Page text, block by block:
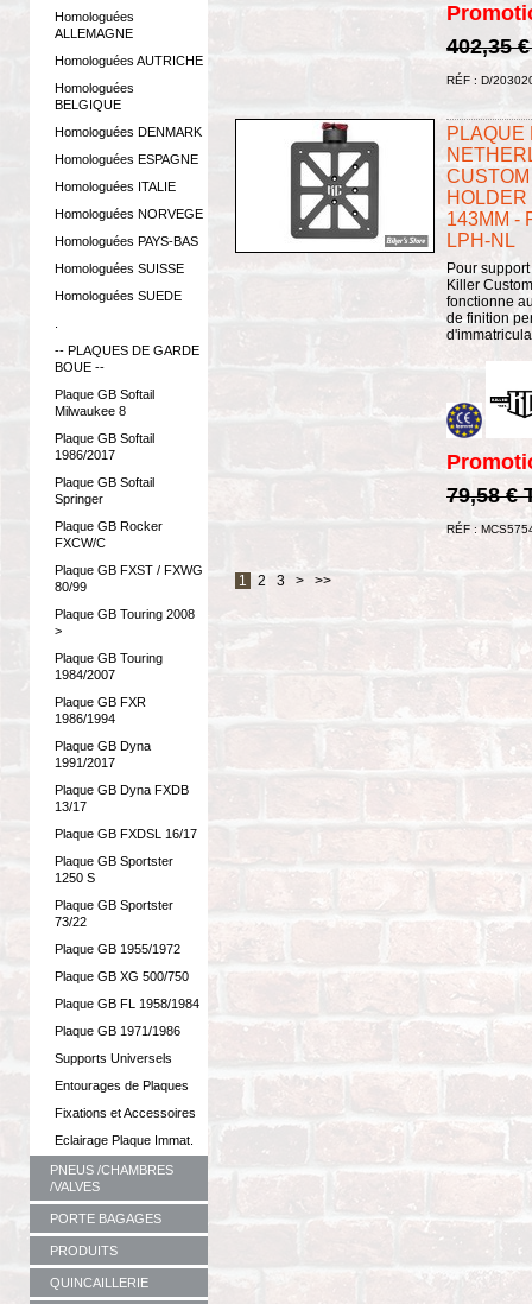
Homologuées
ALLEMAGNE
Homologuées AUTRICHE
Homologuées
BELGIQUE
Homologuées DENMARK
Homologuées ESPAGNE
Homologuées ITALIE
Homologuées NORVEGE
Homologuées PAYS-BAS
Homologuées SUISSE
Homologuées SUEDE
-- PLAQUES DE GARDE
BOUE --
Plaque GB Softail
Milwaukee 8
Plaque GB Softail
1986/2017
Plaque GB Softail
Springer
Plaque GB Rocker
FXCW/C
Plaque GB FXST / FXWG
80/99
Plaque GB Touring 2008
>
Plaque GB Touring
1984/2007
Plaque GB FXR
1986/1994
Plaque GB Dyna
1991/2017
Plaque GB Dyna FXDB
13/17
Plaque GB FXDSL 16/17
Plaque GB Sportster
1250 S
Plaque GB Sportster
73/22
Plaque GB 1955/1972
Plaque GB XG 500/750
Plaque GB FL 1958/1984
Plaque GB 1971/1986
Supports Universels
Entourages de Plaques
Fixations et Accessoires
Eclairage Plaque Immat.
PNEUS /CHAMBRES
/VALVES
PORTE BAGAGES
PRODUITS
QUINCAILLERIE
402,35
RÉF : D/
PLAQUE
143MM -
LPH-NL
Pour
Killer
fonctionne
de finition
79,58 €
RÉF :
1 2 3 > >>